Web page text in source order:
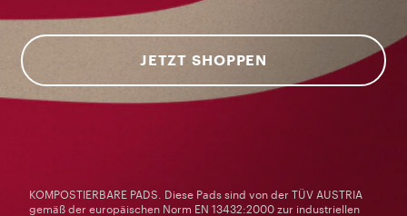
JETZT SHOPPEN
KOMPOSTIERBARE PADS. Diese Pads sind von der TÜV AUSTRIA
gemäß der europäischen Norm EN 13432:2000 zur industriellen